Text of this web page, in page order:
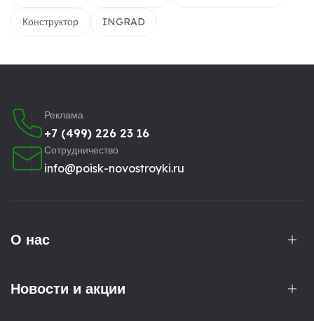
Конструктор INGRAD
Реклама
+7 (499) 226 23 16
Сотрудничество
info@poisk-novostroyki.ru
О нас
Новости и акции